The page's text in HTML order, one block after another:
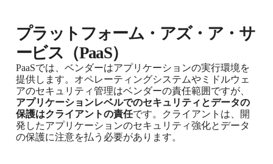
プラットフォーム・アズ・ア・サ
ービス（PaaS）
PaaSでは、ベンダーはアプリケーションの実行環境を
提供します。オペレーティングシステムやミドルウェ
アのセキュリティ管理はベンダーの責任範囲ですが、
アプリケーションレベルでのセキュリティとデータの
保護はクライアントの責任です。クライアントは、開
発したアプリケーションのセキュリティ強化とデータ
の保護に注意を払う必要があります。